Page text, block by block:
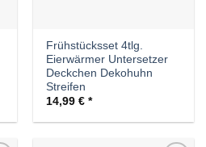
Frühstücksset 4tlg.
Eierwärmer Untersetzer
Deckchen Dekohuhn
Streifen
14,99€